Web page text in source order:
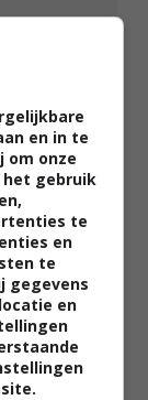
02:40
en in te
om onze
gebruik
te
en
te
gegevens
en